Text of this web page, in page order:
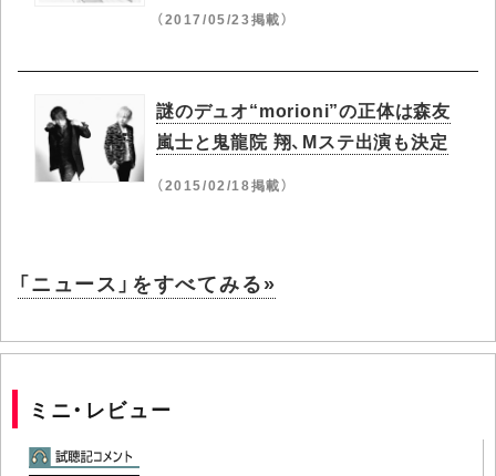
（2017/05/23掲載）
謎のデュオ“morioni”の正体は森友
嵐士と鬼龍院 翔、Mステ出演も決定
（2015/02/18掲載）
「ニュース」をすべてみる»
ミニ・レビュー